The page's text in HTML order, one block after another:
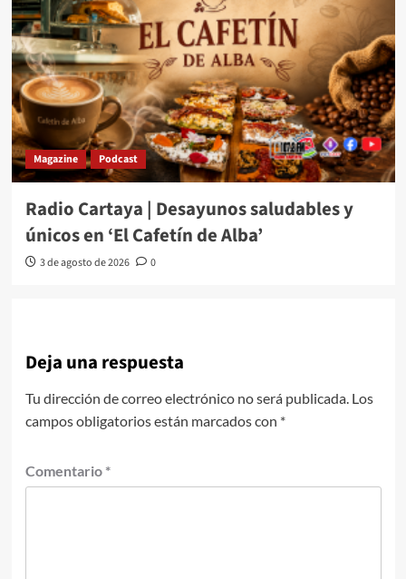
Magazine Podcast
Radio Cartaya | Desayunos saludables y
únicos en ‘El Cafetín de Alba’
3 de agosto de 2026 0
Deja una respuesta
Tu dirección de correo electrónico no será publicada. Los
campos obligatorios están marcados con *
Comentario *